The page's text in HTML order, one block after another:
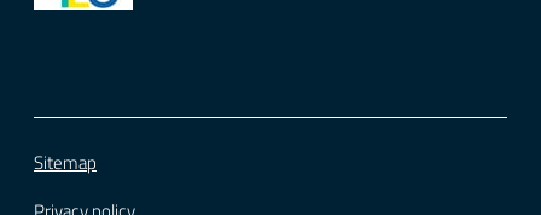
Sitemap